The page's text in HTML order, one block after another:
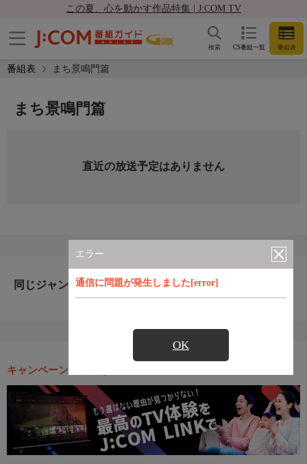
この夏、心を動かす作品特集 | J:COM TV
CS番組一覧 番組表
検索
番組表 まち景鳴門篇
エラー
通信に問題が発生しました[error]
OK
まち景鳴門篇
直近の放送予定はありません
同じジャンルのおすすめ番組
キャンペーン・お得な情報